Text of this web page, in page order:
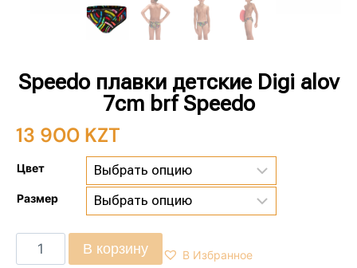
Speedo плавки детские Digi alov
7cm brf Speedo
13 900 KZT
Цвет
Размер
В корзину В Избранное